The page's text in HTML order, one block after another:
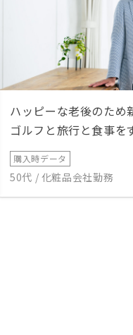
ハッピーな老後のため
ゴルフと旅行と食事を
購入時データ
50代 / 化粧品会社勤務